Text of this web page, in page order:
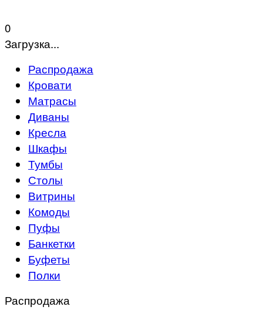
0
Загрузка...
Распродажа
Кровати
Матрасы
Диваны
Кресла
Шкафы
Тумбы
Столы
Витрины
Комоды
Пуфы
Банкетки
Буфеты
Полки
Распродажа